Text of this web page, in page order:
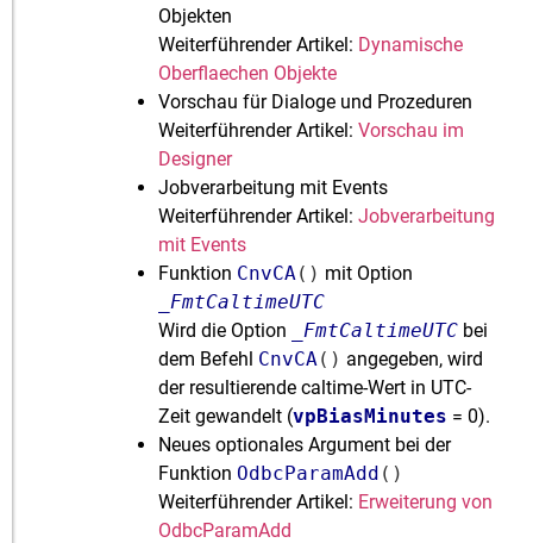
Objekten
Weiterführender Artikel: Dynamische
Oberflaechen Objekte
Vorschau für Dialoge und Prozeduren
Weiterführender Artikel:Vorschau im
Designer
Jobverarbeitung mit Events
Weiterführender Artikel:Jobverarbeitung
mit Events
Funktion CnvCA () mit Option
_FmtCaltimeUTC
Wird die Option
_FmtCaltimeUTC bei
dem Befehl CnvCA () angegeben, wird
der resultierende caltime-Wert in UTC-
Zeit gewandelt (vpBiasMinutes = 0).
Neues optionales Argument bei der
Funktion OdbcParamAdd ()
Weiterführender Artikel: Erweiterung von
OdbcParamAdd